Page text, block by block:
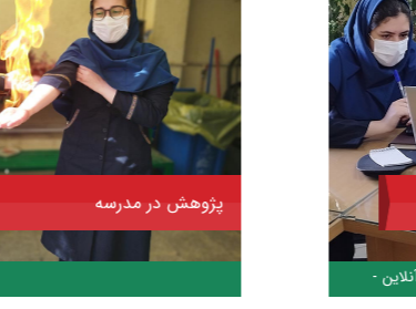
-
پژوهش در مدرسه